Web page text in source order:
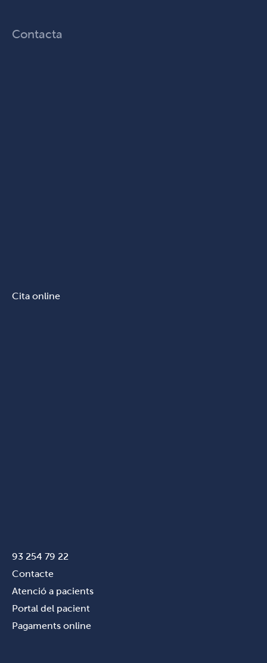
Contacta
Cita online
93 254 79 22
Contacte
Atenció a pacients
Portal del pacient
Pagaments online